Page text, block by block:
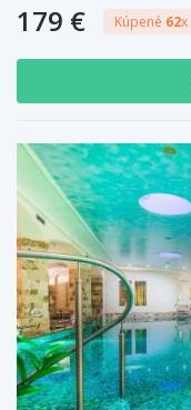
179 € Kúpené 62x